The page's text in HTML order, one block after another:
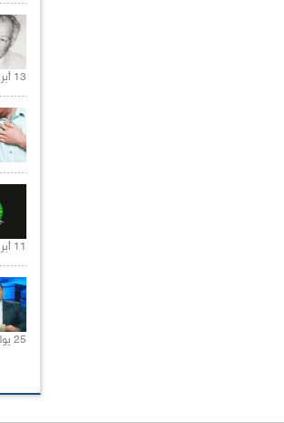
13 أبريل 2020 |
11 أبريل 2020 |
25 يوليو 2021 |